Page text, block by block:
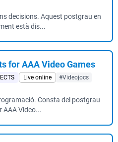
decisions. Aquest postgrau en
està dis...
for AAA Video Games
Live online #Videojocs
Consta del postgrau
AAA Video...